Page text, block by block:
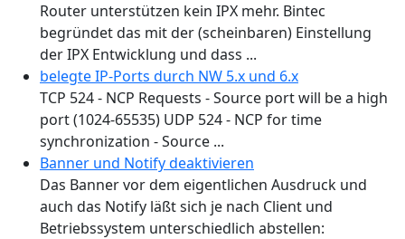
Router unterstützen kein IPX mehr. Bintec
begründet das mit der (scheinbaren) Einstellung
der IPX Entwicklung und dass ...
belegte IP-Ports durch NW 5.x und 6.x
TCP 524 - NCP Requests - Source port will be a high
port (1024-65535) UDP 524 - NCP for time
synchronization - Source ...
Banner und Notify deaktivieren
Das Banner vor dem eigentlichen Ausdruck und
auch das Notify läßt sich je nach Client und
Betriebssystem unterschiedlich abstellen: